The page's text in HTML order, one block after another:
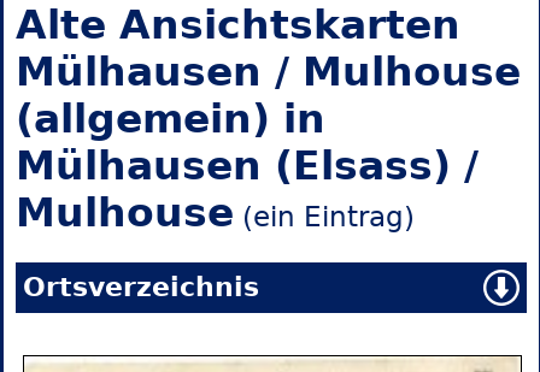
Alte Ansichtskarten
Mülhausen / Mulhouse
(allgemein) in
Mülhausen (Elsass) /
Mulhouse (ein Eintrag)
Ortsverzeichnis